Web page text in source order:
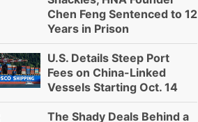
Chen Feng Sentenced to 12
Years in Prison
U.S. Details Steep Port
Fees on China-Linked
Vessels Starting Oct. 14
The Shady Deals Behind a